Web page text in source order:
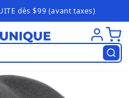
dès $99 (avant taxes)